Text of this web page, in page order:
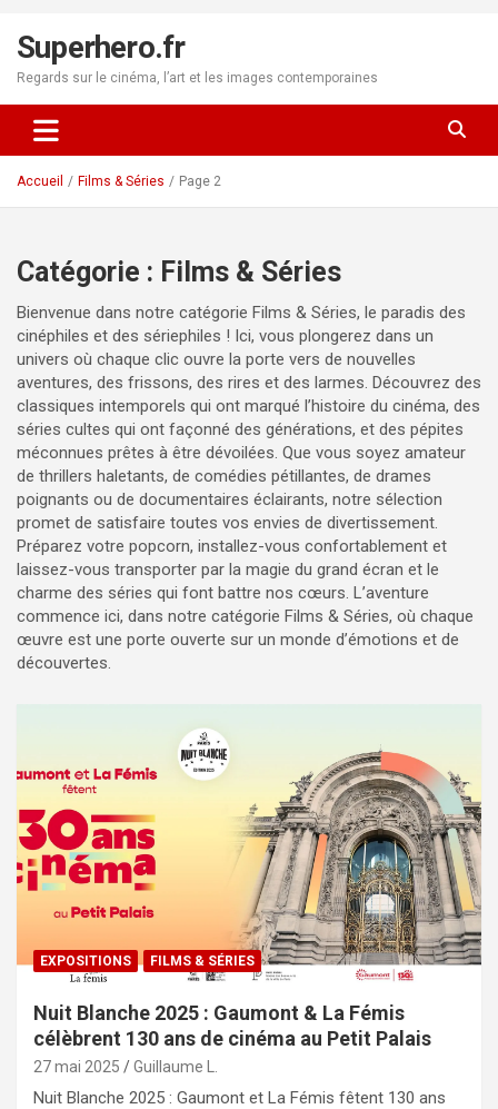
contenu
Superhero.fr
Regards sur le cinéma, l’art et les images contemporaines
Accueil Films & Séries Page 2
Catégorie : Films & Séries
Bienvenue dans notre catégorie Films & Séries, le paradis des
cinéphiles et des sériephiles ! Ici, vous plongerez dans un
univers où chaque clic ouvre la porte vers de nouvelles
aventures, des frissons, des rires et des larmes. Découvrez des
classiques intemporels qui ont marqué l’histoire du cinéma, des
séries cultes qui ont façonné des générations, et des pépites
méconnues prêtes à être dévoilées. Que vous soyez amateur
de thrillers haletants, de comédies pétillantes, de drames
poignants ou de documentaires éclairants, notre sélection
promet de satisfaire toutes vos envies de divertissement.
Préparez votre popcorn, installez-vous confortablement et
laissez-vous transporter par la magie du grand écran et le
charme des séries qui font battre nos cœurs. L’aventure
commence ici, dans notre catégorie Films & Séries, où chaque
œuvre est une porte ouverte sur un monde d’émotions et de
découvertes.
EXPOSITIONS FILMS & SÉRIES
Nuit Blanche 2025 : Gaumont & La Fémis
célèbrent 130 ans de cinéma au Petit Palais
27 mai 2025 Guillaume L.
Nuit Blanche 2025 : Gaumont et La Fémis fêtent 130 ans